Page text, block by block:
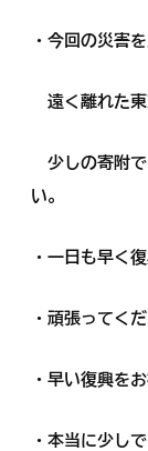
・今回の災害
遠く離れた東
少しの寄附で
い。
・一日も早く
・頑張ってくだ
・早い復興を
・本当に少し